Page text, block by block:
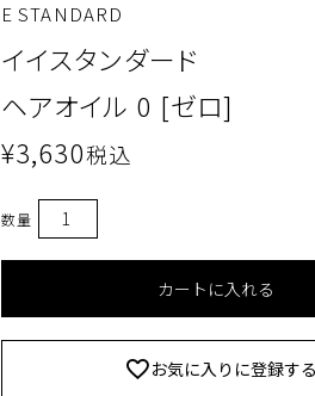
E STANDARD
イイスタンダード
ヘアオイル 0 [ゼロ]
¥3,630税込
お気に入りに登録する
カートに入れる